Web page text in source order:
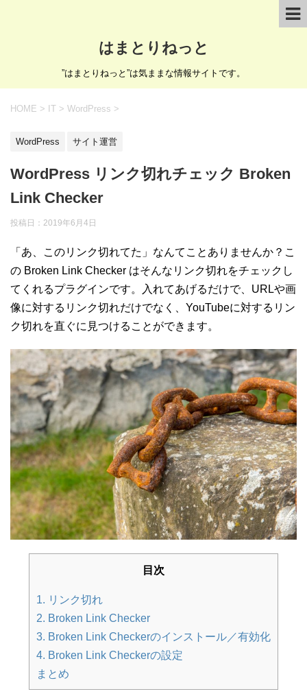
はまとりねっと
”はまとりねっと”は気ままな情報サイトです。
HOME > IT > WordPress >
WordPress サイト運営
WordPress リンク切れチェック Broken
Link Checker
投稿日： 2019年6月4日
「あ、このリンク切れてた」なんてことありませんか？こ
の Broken Link Checker はそんなリンク切れをチェックし
てくれるプラグインです。入れてあげるだけで、URLや画
像に対するリンク切れだけでなく、YouTubeに対するリン
ク切れを直ぐに見つけることができます。
目次
1. リンク切れ
2. Broken Link Checker
3. Broken Link Checkerのインストール／有効化
4. Broken Link Checkerの設定
まとめ